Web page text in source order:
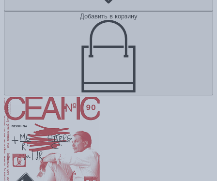
Добавить в корзину